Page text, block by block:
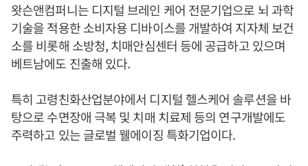
왓슨앤컴퍼니는 디지털 브레인 케어 전문기업으로 뇌 과학
기술을 적용한 소비자용 디바이스를 개발하여 지자체 보건
소를 비롯해 소방청, 치매안심센터 등에 공급하고 있으며
베트남에도 진출해 있다.
특히 고령친화산업분야에서 디지털 헬스케어 솔루션을 바
탕으로 수면장애 극복 및 치매 치료제 등의 연구개발에도
주력하고 있는 글로벌 웰에이징 특화기업이다.